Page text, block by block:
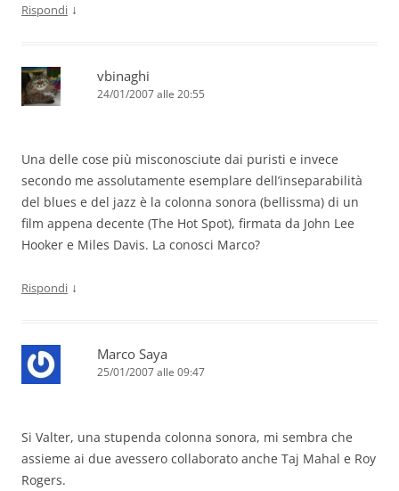
Rispondi ↓
vbinaghi
24/01/2007 alle 20:55
Una delle cose più misconosciute dai puristi e invece
secondo me assolutamente esemplare dell’inseparabilità
del blues e del jazz è la colonna sonora (bellissma) di un
film appena decente (The Hot Spot), firmata da John Lee
Hooker e Miles Davis. La conosci Marco?
Rispondi ↓
Marco Saya
25/01/2007 alle 09:47
Si Valter, una stupenda colonna sonora, mi sembra che
assieme ai due avessero collaborato anche Taj Mahal e Roy
Rogers.